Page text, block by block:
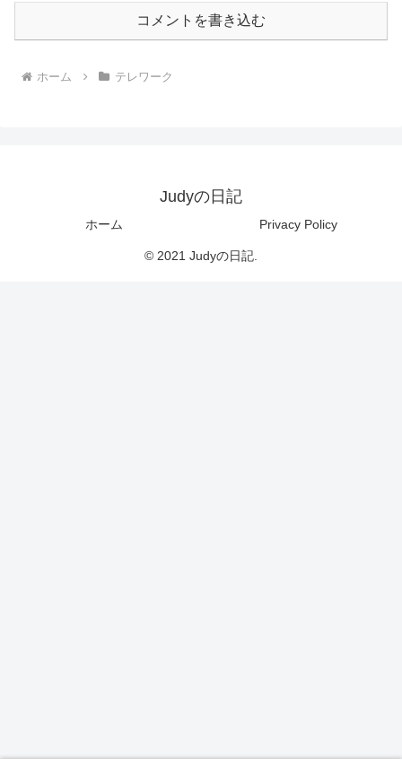
コメントを書き込む
ホーム テレワーク
Judyの日記
ホーム Privacy Policy
© 2021 Judyの日記.